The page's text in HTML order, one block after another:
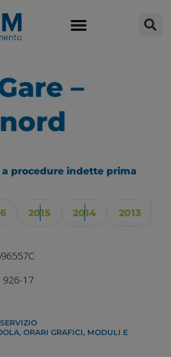
–
procedure indette prima
2015 2014 2013
926-17
ORARI GRAFICI, MODULI E